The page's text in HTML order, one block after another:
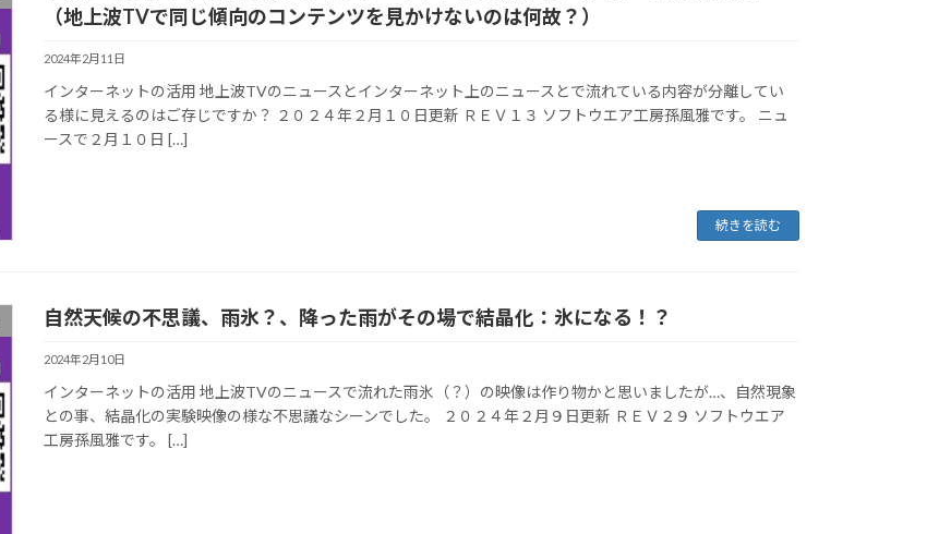
（地上波TVで同じ傾向のコンテンツを見かけないのは何故？）
2024年2月11日
インターネットの活用 地上波TVのニュースとインターネット上のニュースとで流れている内容が分離してい
る様に見えるのはご存じですか？ ２０２４年２月１０日更新 ＲＥＶ１３ ソフトウエア工房孫風雅です。 ニュ
ースで２月１０日 […]
続きを読む
自然天候の不思議、雨氷？、降った雨がその場で結晶化：氷になる！？
2024年2月10日
インターネットの活用 地上波TVのニュースで流れた雨氷（？）の映像は作り物かと思いましたが…、自然現象
との事、結晶化の実験映像の様な不思議なシーンでした。 ２０２４年２月９日更新 ＲＥＶ２９ ソフトウエア
工房孫風雅です。 […]